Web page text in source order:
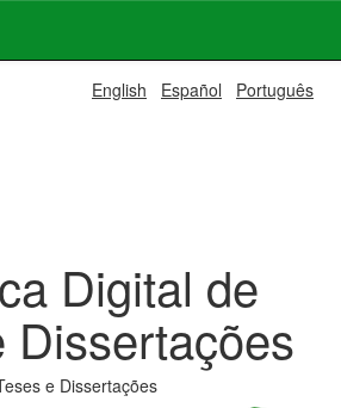
English Español Português
Digital de
Dissertações
e Dissertações